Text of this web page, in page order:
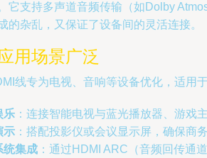
它支持多声道音频传输（如Dolby
的杂乱，又保证了设备间的灵活连接。
用场景广泛
线专为电视、音响等设备优化，适用
乐 ：连接智能电视与蓝光播放器、游戏
示 ：搭配投影仪或会议显示屏，确保商
统集成 ：通过HDMI ARC（音频回传通